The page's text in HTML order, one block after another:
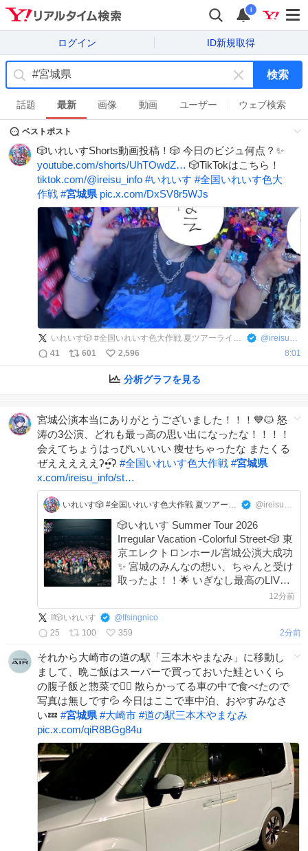
i
ログイン ID新規取得
キ
ー
ワ
ド
を
消
検索
話題 最新 画像 動画 ユーザー ウェブ検索
ベストポスト
🎲いれいすShorts動画投稿！🎲 今日のビジュ何点？✨️
youtube.com/shorts/UhTOwdZ… 🎲TikTokはこちら！
tiktok.com/@ireisu_info #いれいす #全国いれいす色大
作戦 #宮城県 pic.x.com/DxSV8r5WJs
いれいす🎲 #全国いれいす色大作戦 夏ツアーライブ開催中！ @ireisu_info
41
601 2,596 8:01
分析グラフを見る
宮城公演本当にありがとうございました！！！💙🐱 怒
涛の3公演、どれも最っ高の思い出になったな！！！！
会えてちょうはっぴいいいい 痩せちゃったな またくる
ぜえええええʔ•̫͡•ʔ #全国いれいす色大作戦 #宮城県
x.com/ireisu_info/st…
いれいす🎲 #全国いれいす色大作戦 夏ツアーライブ開催中！ @ireisu_info
🎲いれいす Summer Tour 2026
Irregular Vacation -Colorful Street-🎲 東
京エレクトロンホール宮城公演大成功
✨ 宮城のみんなの想い、ちゃんと受け
取ったよ！！🌟 いぎなし最高のLIVE
#宮城県
13分前
If🎲いれいす @ Ifsingnico
25
100 359 2分前
それから大崎市の道の駅「三本木やまなみ」に移動し
まして、晩ご飯はスーパーで買っておいた鮭といくら
の腹子飯と惣菜で☝🏻 散らかってる車の中で食べたので
写真は無しです💦 今日はここで車中泊、おやすみなさ
い💤 #宮城県 #大崎市 #道の駅三本木やまなみ
pic.x.com/qiR8BGg84u